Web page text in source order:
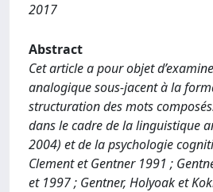
2017
Abstract
Cet article a pour objet
analogique sous-jacent à la
structuration des mots
dans le cadre de la linguistique
2004) et de la psychologie
Clement et Gentner 1991 ;
et 1997 ; Gentner, Holyoak et